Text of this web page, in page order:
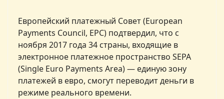
Европейский платежный Совет (European
Payments Council, EPC) подтвердил, что с
ноября 2017 года 34 страны, входящие в
электронное платежное пространство SEPA
(Single Euro Payments Area) — единую зону
платежей в евро, смогут переводит деньги в
режиме реального времени.